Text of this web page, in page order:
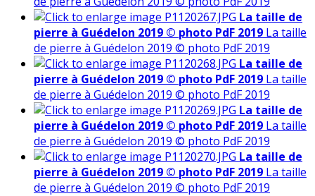
La taille de
pierre à Guédelon 2019 © photo PdF 2019 La taille
de pierre à Guédelon 2019 © photo PdF 2019
La taille de
pierre à Guédelon 2019 © photo PdF 2019 La taille
de pierre à Guédelon 2019 © photo PdF 2019
La taille de
pierre à Guédelon 2019 © photo PdF 2019 La taille
de pierre à Guédelon 2019 © photo PdF 2019
La taille de
pierre à Guédelon 2019 © photo PdF 2019 La taille
de pierre à Guédelon 2019 © photo PdF 2019